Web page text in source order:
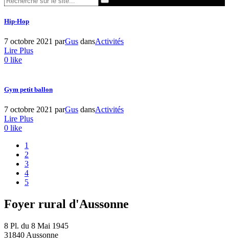
Hip-Hop
7 octobre 2021 parGus dansActivités
Lire Plus
0 like
Gym petit ballon
7 octobre 2021 parGus dansActivités
Lire Plus
0 like
1
2
3
4
5
Foyer rural d'Aussonne
8 Pl. du 8 Mai 1945
31840 Aussonne